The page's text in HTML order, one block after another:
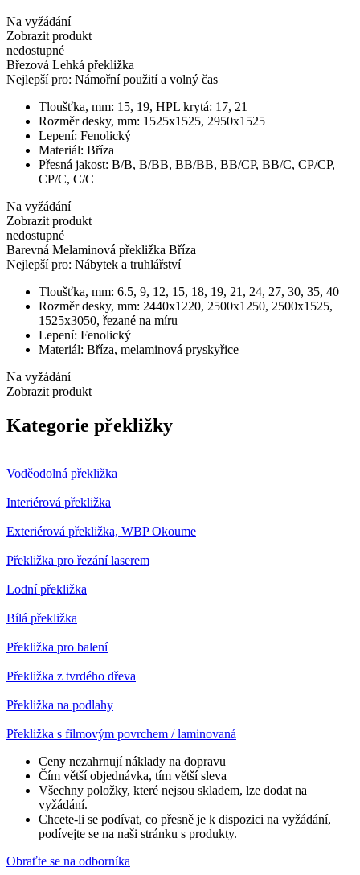
Na vyžádání
Zobrazit produkt
nedostupné
Březová Lehká překližka
Nejlepší pro: Námořní použití a volný čas
Tloušťka, mm: 15, 19, HPL krytá: 17, 21
Rozměr desky, mm: 1525x1525, 2950x1525
Lepení: Fenolický
Materiál: Bříza
Přesná jakost: В/В, В/ВВ, ВВ/ВВ, ВB/CP, BB/C, CP/CP,
CP/C, C/C
Na vyžádání
Zobrazit produkt
nedostupné
Barevná Melaminová překližka Bříza
Nejlepší pro: Nábytek a truhlářství
Tloušťka, mm: 6.5, 9, 12, 15, 18, 19, 21, 24, 27, 30, 35, 40
Rozměr desky, mm: 2440х1220, 2500x1250, 2500x1525,
1525x3050, řezané na míru
Lepení: Fenolický
Materiál: Bříza, melaminová pryskyřice
Na vyžádání
Zobrazit produkt
Kategorie překližky
Voděodolná překližka
Interiérová překližka
Exteriérová překližka, WBP Okoume
Překližka pro řezání laserem
Lodní překližka
Bílá překližka
Překližka pro balení
Překližka z tvrdého dřeva
Překližka na podlahy
Překližka s filmovým povrchem / laminovaná
Ceny nezahrnují náklady na dopravu
Čím větší objednávka, tím větší sleva
Všechny položky, které nejsou skladem, lze dodat na
vyžádání.
Chcete-li se podívat, co přesně je k dispozici na vyžádání,
podívejte se na naši stránku s produkty.
Obraťte se na odborníka